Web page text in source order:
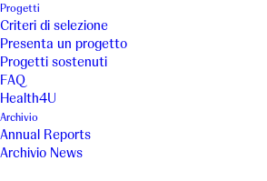
Progetti
Criteri di selezione
Presenta un progetto
Progetti sostenuti
FAQ
Health4U
Archivio
Annual Reports
Archivio News
Informazione e
sull’infezione da HIV/
ambito scolastico